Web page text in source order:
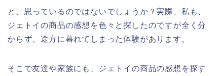
と、思っているのではないでしょうか？実際、私も、
ジェトイの商品の感想を色々と探したのですが全く分
からず、途方に暮れてしまった体験があります。
そこで友達や家族にも、ジェトイの商品の感想を探す